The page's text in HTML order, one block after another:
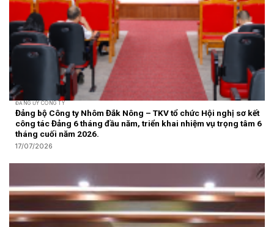
ĐẢNG ỦY CÔNG TY
Đảng bộ Công ty Nhôm Đắk Nông – TKV tổ chức Hội nghị sơ kết
công tác Đảng 6 tháng đầu năm, triển khai nhiệm vụ trọng tâm 6
tháng cuối năm 2026.
17/07/2026